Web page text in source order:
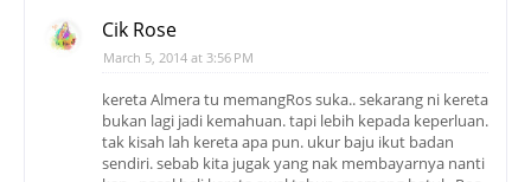
Cik Rose
March 5, 2014 at 3:56 PM
kereta Almera tu memangRos suka.. sekarang ni kereta
bukan lagi jadi kemahuan. tapi lebih kepada keperluan.
tak kisah lah kereta apa pun. ukur baju ikut badan
sendiri. sebab kita jugak yang nak membayarnya nanti